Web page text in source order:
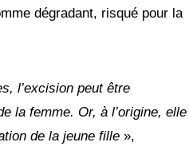
dégradant, risqué pour la
l’excision peut être
la femme. Or, à l’origine, elle
de la jeune fille»,